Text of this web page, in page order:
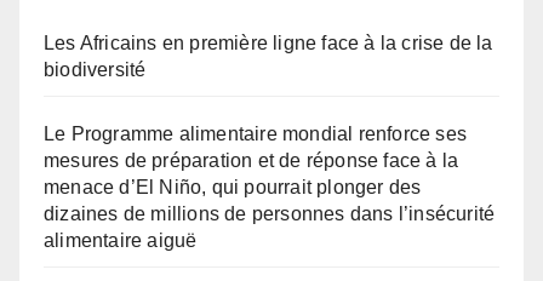
Les Africains en première ligne face à la crise de la
biodiversité
Le Programme alimentaire mondial renforce ses
mesures de préparation et de réponse face à la
menace d’El Niño, qui pourrait plonger des
dizaines de millions de personnes dans l’insécurité
alimentaire aiguë